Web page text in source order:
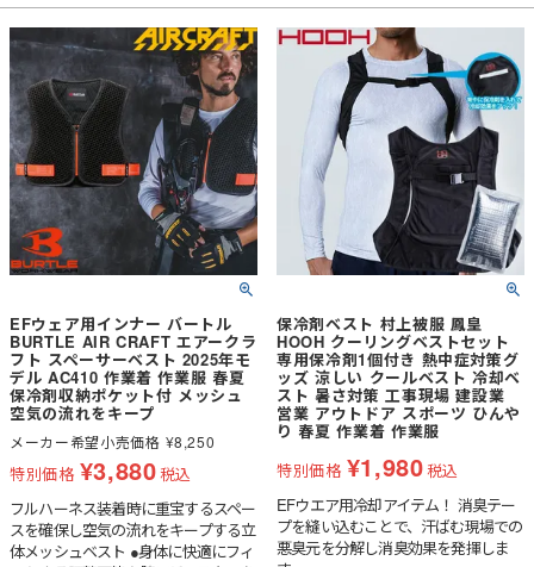
ていても目立ちにくい。薄手のメッシ
ュ素材＆シンプルなデザインです。畳
めばコンパクトになるので使用後の持
ち帰りも楽々です。■夏も冬も使える
保冷剤用ポケットは大きく開くので、
夏は保冷剤、冬はカイロを入れること
ができます。■簡単サイズ調整肩部分
のマジックテープで自分の体型に合わ
せて簡単に調整できます。■圧倒的な
冷感持続特殊冷温保冷剤「アイストラ
スト採用※アイストラストの原料はポ
リマーを含まない液体です。液体の温
度上昇を抑える特殊技術で冷たい状態
EFウェア用インナー バートル
BURTLE AIR CRAFT エアークラ
フト スペーサーベスト 2025年モ
デル AC410 作業着 作業服 春夏
保冷剤収納ポケット付 メッシュ
空気の流れをキープ
メーカー希望小売価格 ¥8,250
特別価格 ¥3,880税込
フルハーネス装着時に重宝するスペー
スを確保し空気の流れをキープする立
体メッシュベスト ●身体に快適にフィ
保冷剤ベスト 村上被服 鳳皇
HOOH クーリングベストセット
専用保冷剤1個付き 熱中症対策グ
ッズ 涼しい クールベスト 冷却ベ
スト 暑さ対策 工事現場 建設業
営業 アウトドア スポーツ ひんや
り 春夏 作業着 作業服
特別価格 ¥1,980税込
EFウエア用冷却アイテム！ 消臭テー
プを縫い込むことで、汗ばむ現場での
悪臭元を分解し消臭効果を発揮しま